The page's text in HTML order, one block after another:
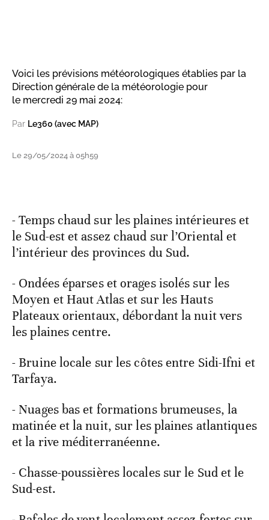
Voici les prévisions météorologiques établies par la
Direction générale de la météorologie pour
le mercredi 29 mai 2024:
Par Le360 (avec MAP)
Le 29/05/2024 à 05h59
- Temps chaud sur les plaines intérieures et
le Sud-est et assez chaud sur l’Oriental et
l’intérieur des provinces du Sud.
- Ondées éparses et orages isolés sur les
Moyen et Haut Atlas et sur les Hauts
Plateaux orientaux, débordant la nuit vers
les plaines centre.
- Bruine locale sur les côtes entre Sidi-Ifni et
Tarfaya.
- Nuages bas et formations brumeuses, la
matinée et la nuit, sur les plaines atlantiques
et la rive méditerranéenne.
- Chasse-poussières locales sur le Sud et le
Sud-est.